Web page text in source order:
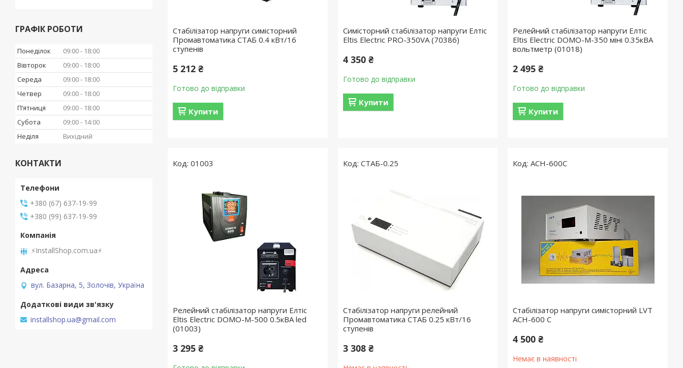
Стабілізатор напруги симісторний
Промавтоматика СТАБ 0.4 кВт/16
ступенів
5 212 ₴
Готово до відправки
Купити
Симісторний стабілізатор напруги Елтіс
Eltis Electric PRO-350VA (70386)
4 350 ₴
Готово до відправки
Купити
Релейний стабілізатор напруги Елтіс
Eltis Electric DOMO-M-350 міні 0.35кВА
вольтметр (01018)
2 495 ₴
Готово до відправки
Купити
01003
Релейний стабілізатор напруги Елтіс
Eltis Electric DOMO-M-500 0.5кВА led
(01003)
3 295 ₴
СТАБ-0.25
Стабілізатор напруги релейний
Промавтоматика СТАБ 0.25 кВт/16
ступенів
3 308 ₴
АСН-600С
Стабілізатор напруги симісторний LVT
АСН-600 С
4 500 ₴
Немає в наявності
ГРАФІК РОБОТИ
Понеділок 09:00
18:00
Вівторок
09:00
18:00
Середа
09:00
18:00
Четвер
09:00
18:00
Пʼятниця
09:00
18:00
Субота
09:00
14:00
Неділя
Вихідний
КОНТАКТИ
+380 (67) 637-19-99
+380 (99) 637-19-99
⚡InstallShop.com.ua⚡
вул. Базарна, 5, Золочів, Україна
installshop.ua@gmail.com